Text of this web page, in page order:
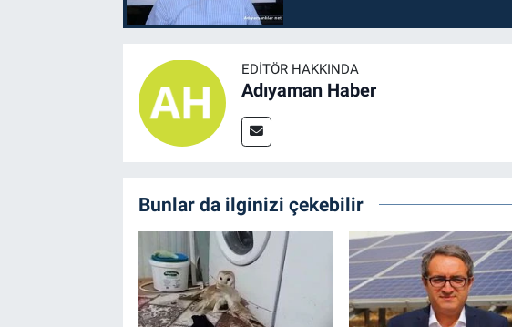
EDITÖR HAKKINDA
Adıyaman Haber
Bunlar da ilginizi çekebilir